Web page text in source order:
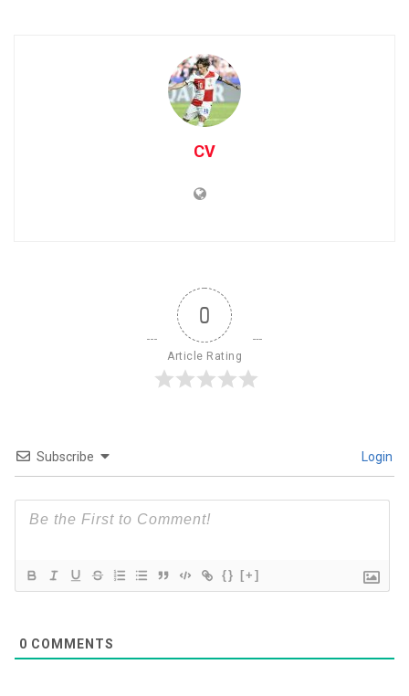
CV
0
Article Rating
Subscribe Login
{} [+]
0 COMMENTS